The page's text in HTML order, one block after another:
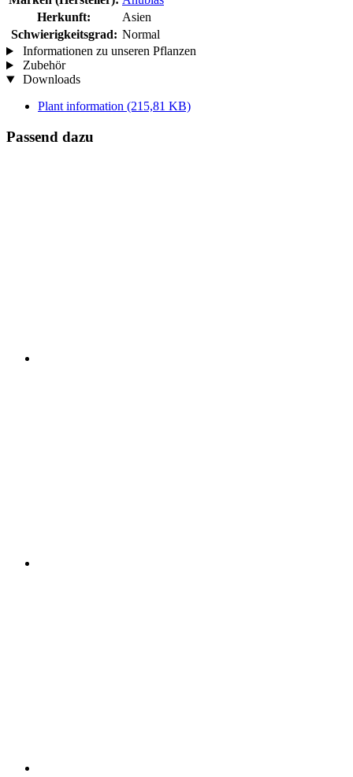
Herkunft:
Asien
Schwierigkeitsgrad: Normal
Informationen zu unseren Pflanzen
Zubehör
Downloads
Plant information (215,81 KB)
Passend dazu